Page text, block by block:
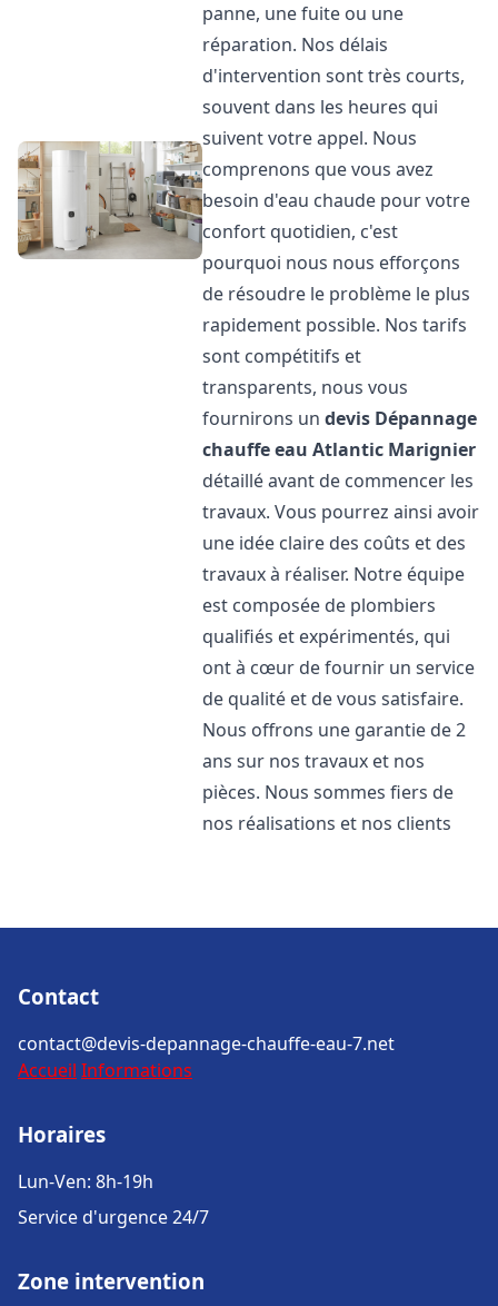
panne, une fuite ou une
réparation. Nos délais
d'intervention sont très courts,
souvent dans les heures qui
suivent votre appel. Nous
comprenons que vous avez
besoin d'eau chaude pour votre
confort quotidien, c'est
pourquoi nous nous efforçons
de résoudre le problème le plus
rapidement possible. Nos tarifs
sont compétitifs et
transparents, nous vous
fournirons undevis Dépannage
chauffe eau Atlantic Marignier
détaillé avant de commencer les
travaux. Vous pourrez ainsi avoir
une idée claire des coûts et des
travaux à réaliser. Notre équipe
est composée de plombiers
qualifiés et expérimentés, qui
ont à cœur de fournir un service
de qualité et de vous satisfaire.
Nous offrons une garantie de 2
ans sur nos travaux et nos
pièces. Nous sommes fiers de
nos réalisations et nos clients
Contact
contact@devis-depannage-chauffe-eau-7.net
Accueil Informations
Horaires
Lun-Ven: 8h-19h
Service d'urgence 24/7
Zone intervention